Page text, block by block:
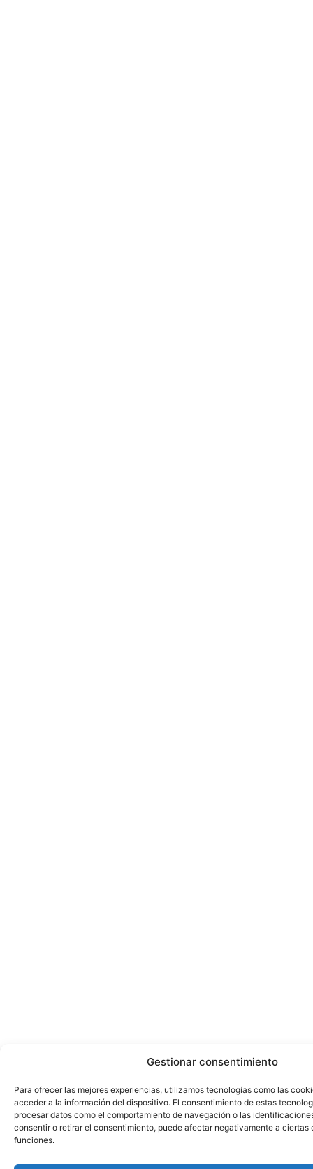
Gestionar consentimiento
Para ofrecer las mejores experiencias, utilizamos tecnologías como las
acceder a la información del dispositivo. El consentimiento de estas
procesar datos como el comportamiento de navegación o las
consentir o retirar el consentimiento, puede afectar negativamente a ciertas
funciones.